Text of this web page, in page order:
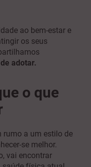
ao bem-estar e
os seus
adotar.
o que
rumo a um estilo de
se melhor.
vai encontrar